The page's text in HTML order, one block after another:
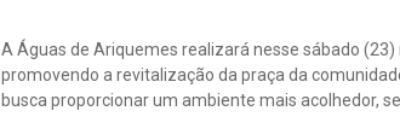
A Águas de Ariquemes realizará nesse sábado
promovendo a revitalização da praça da
busca proporcionar um ambiente mais acolhedor,